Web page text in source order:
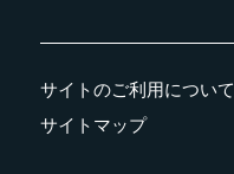
サイトのご利用について
サイトマップ